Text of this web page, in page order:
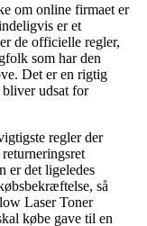
om online firmaet er
er et
de officielle regler,
som har den
Det er en rigtig
bliver udsat for
regler der
er det ligeledes
så
Laser Toner
købe gave til en